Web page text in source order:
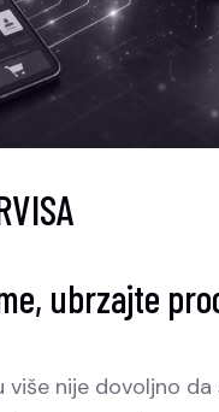
ubrzajte
više nije dovoljno